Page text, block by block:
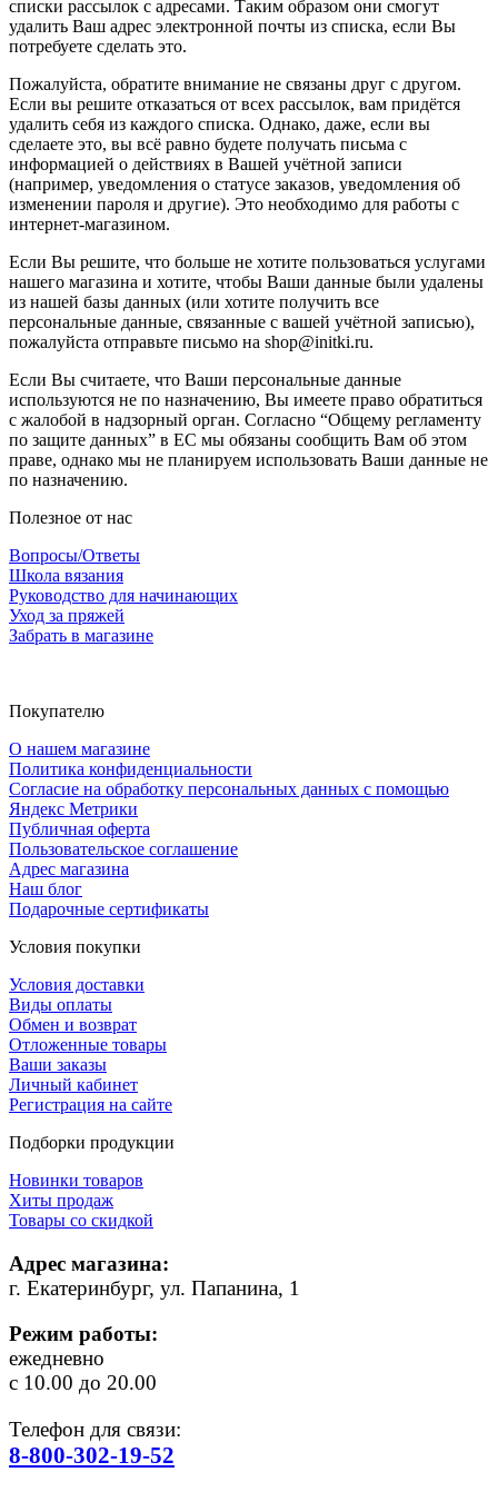
списки рассылок с адресами. Таким образом они смогут
удалить Ваш адрес электронной почты из списка, если Вы
потребуете сделать это.
Пожалуйста, обратите внимание не связаны друг с другом.
Если вы решите отказаться от всех рассылок, вам придётся
удалить себя из каждого списка. Однако, даже, если вы
сделаете это, вы всё равно будете получать письма с
информацией о действиях в Вашей учётной записи
(например, уведомления о статусе заказов, уведомления об
изменении пароля и другие). Это необходимо для работы с
интернет-магазином.
Если Вы решите, что больше не хотите пользоваться услугами
нашего магазина и хотите, чтобы Ваши данные были удалены
из нашей базы данных (или хотите получить все
персональные данные, связанные с вашей учётной записью),
пожалуйста отправьте письмо на shop@initki.ru.
Если Вы считаете, что Ваши персональные данные
используются не по назначению, Вы имеете право обратиться
с жалобой в надзорный орган. Согласно “Общему регламенту
по защите данных” в ЕС мы обязаны сообщить Вам об этом
праве, однако мы не планируем использовать Ваши данные не
по назначению.
Полезное от нас
Вопросы/Ответы
Школа вязания
Руководство для начинающих
Уход за пряжей
Забрать в магазине
Покупателю
О нашем магазине
Политика конфиденциальности
Согласие на обработку персональных данных с помощью
Яндекс Метрики
Публичная оферта
Пользовательское соглашение
Адрес магазина
Наш блог
Подарочные сертификаты
Условия покупки
Условия доставки
Виды оплаты
Обмен и возврат
Отложенные товары
Ваши заказы
Личный кабинет
Регистрация на сайте
Подборки продукции
Новинки товаров
Хиты продаж
Товары со скидкой
Адрес магазина:
г. Екатеринбург, ул. Папанина, 1
Режим работы:
ежедневно
с 10.00 до 20.00
Телефон для связи:
8-800-302-19-52